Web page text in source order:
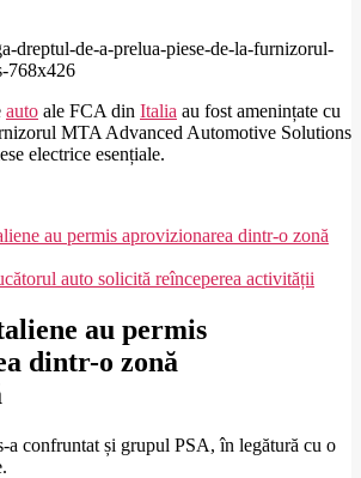
auto ale FCA din Italia au fost amenințate cu
MTA Advanced Automotive Solutions
electrice esențiale.
au permis aprovizionarea dintr-o zonă
auto solicită reînceperea activității
au permis
dintr-o zonă
a confruntat și grupul PSA, în legătură cu o